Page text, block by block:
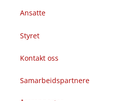
Ansatte
Styret
Kontakt oss
Samarbeidspartnere